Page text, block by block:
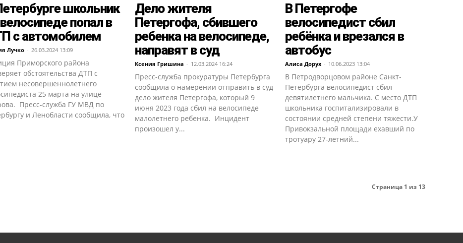
школьник
попал в
с автомобилем
Лучко - 26.03.2024 13:09
Приморского района
обстоятельства ДТП с
несовершеннолетнего
25 марта на улице
Пресс-служба ГУ МВД по
и Ленобласти сообщила, что
Дело жителя
Петергофа, сбившего
ребенка на велосипеде,
направят в суд
Ксения Гришина - 12.03.2024 16:24
Пресс-служба прокуратуры Петербурга
сообщила о намерении отправить в суд
дело жителя Петергофа, который 9
июня 2023 года сбил на велосипеде
малолетнего ребенка. Инцидент
произошел у...
В Петергофе
велосипедист сбил
ребёнка и врезался в
автобус
Алиса Дорух - 10.06.2023 13:04
В Петродворцовом районе Санкт-
Петербурга велосипедист сбил
девятилетнего мальчика. С место ДТП
школьника госпитализировали в
состоянии средней степени тяжести.У
Привокзальной площади ехавший по
тротуару 27-летний...
Страница 1 из 13